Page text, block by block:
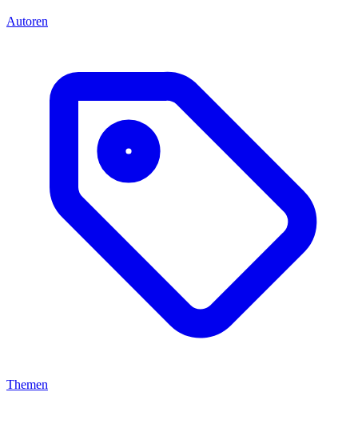
Autoren
Themen